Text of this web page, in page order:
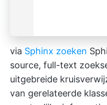
via Sphinx zoeken
source, full-text
uitgebreide
van gerelateerde